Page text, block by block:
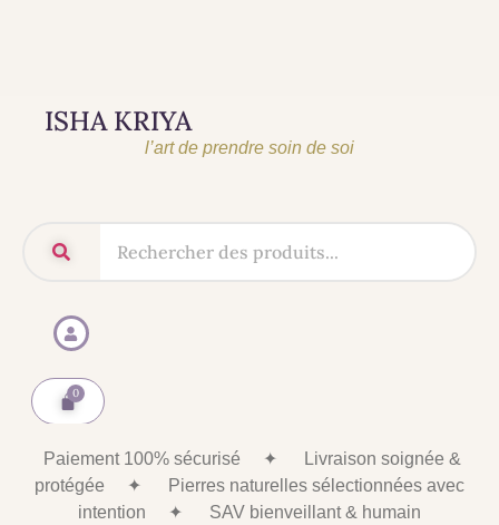
ISHA KRIYA
l’art de prendre soin de soi
Paiement 100% sécurisé ✦
Livraison soignée &
protégée
✦
Pierres naturelles sélectionnées avec
intention
✦ SAV bienveillant & humain